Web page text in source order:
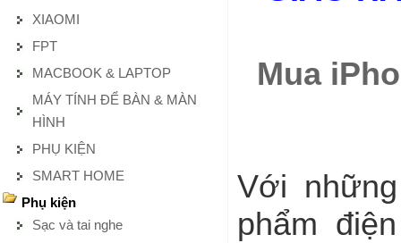
XIAOMI
FPT
MACBOOK & LAPTOP
MÁY TÍNH ĐỂ BÀN & MÀN
HÌNH
PHỤ KIỆN
SMART HOME
Phụ kiện
Sạc và tai nghe
Mua
Với
phẩm